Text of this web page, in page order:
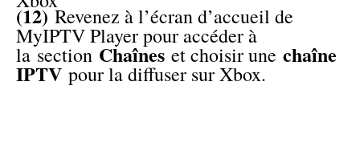
(12)Revenez à l’écran d’accueil de
MyIPTV Player pour accéder à
la section Chaînes et choisir une chaîne
IPTV pour la diffuser sur Xbox.